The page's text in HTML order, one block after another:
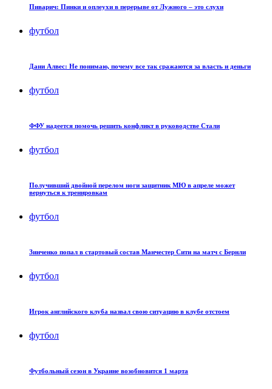
Пиварич: Пинки и оплеухи в перерыве от Лужного – это слухи
футбол
Дани Алвес: Не понимаю, почему все так сражаются за власть и деньги
футбол
ФФУ надеется помочь решить конфликт в руководстве Стали
футбол
Получивший двойной перелом ноги защитник МЮ в апреле может
вернуться к тренировкам
футбол
Зинченко попал в стартовый состав Манчестер Сити на матч с Бернли
футбол
Игрок английского клуба назвал свою ситуацию в клубе отстоем
футбол
Футбольный сезон в Украине возобновится 1 марта